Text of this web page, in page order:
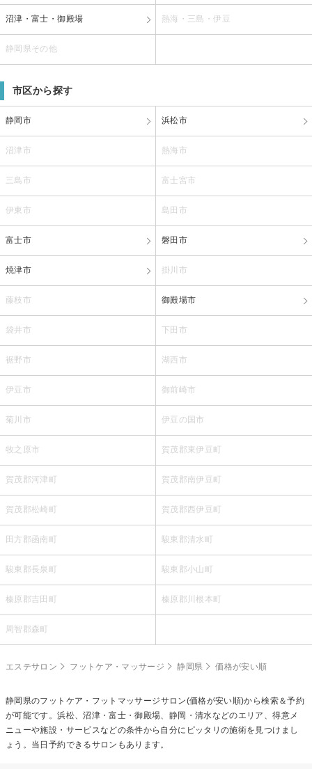
沼津・富士・御殿場 熱海・三島・伊豆
静岡県その他
市区から探す
静岡市 浜松市
沼津市 熱海市
三島市 富士宮市
伊東市 島田市
富士市 磐田市
焼津市 掛川市
藤枝市 御殿場市
袋井市 下田市
裾野市 湖西市
伊豆市 御前崎市
菊川市 伊豆の国市
牧之原市 賀茂郡東伊豆町
賀茂郡河津町 賀茂郡南伊豆町
賀茂郡松崎町 賀茂郡西伊豆町
田方郡函南町 駿東郡清水町
駿東郡長泉町 駿東郡小山町
榛原郡吉田町 榛原郡川根本町
周智郡森町
エステサロン フットケア・マッサージ 静岡県 価格が安い順
静岡県のフットケア・フットマッサージサロン(価格が安い順)から検索＆予約
が可能です。浜松、沼津・富士・御殿場、静岡・清水などのエリア、得意メ
ニューや施設・サービスなどの条件から自分にピッタリの施術を見つけまし
ょう。当日予約できるサロンもあります。